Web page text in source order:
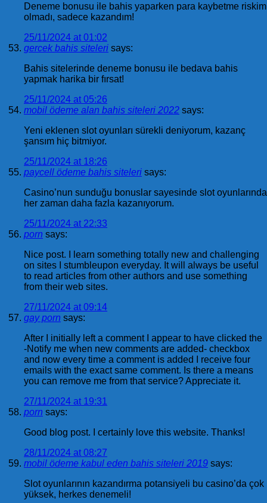
Deneme bonusu ile bahis yaparken para kaybetme riskim
olmadı, sadece kazandım!
25/11/2024 at 01:02
gercek bahis siteleri says:
Bahis sitelerinde deneme bonusu ile bedava bahis
yapmak harika bir fırsat!
25/11/2024 at 05:26
mobil ödeme alan bahis siteleri 2022 says:
Yeni eklenen slot oyunları sürekli deniyorum, kazanç
şansım hiç bitmiyor.
25/11/2024 at 18:26
paycell ödeme bahis siteleri says:
Casino’nun sunduğu bonuslar sayesinde slot oyunlarında
her zaman daha fazla kazanıyorum.
25/11/2024 at 22:33
porn says:
Nice post. I learn something totally new and challenging
on sites I stumbleupon everyday. It will always be useful
to read articles from other authors and use something
from their web sites.
27/11/2024 at 09:14
gay porn says:
After I initially left a comment I appear to have clicked the
-Notify me when new comments are added- checkbox
and now every time a comment is added I receive four
emails with the exact same comment. Is there a means
you can remove me from that service? Appreciate it.
27/11/2024 at 19:31
porn says:
Good blog post. I certainly love this website. Thanks!
28/11/2024 at 08:27
mobil ödeme kabul eden bahis siteleri 2019 says:
Slot oyunlarının kazandırma potansiyeli bu casino’da çok
yüksek, herkes denemeli!